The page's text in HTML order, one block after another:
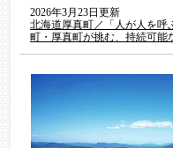
2026年3月23日更新
北海道厚真町／「人が人を呼
町・厚真町が挑む、持続可能